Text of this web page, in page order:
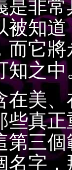
是非
被知
而它
知之中
、
些真
第三
名字